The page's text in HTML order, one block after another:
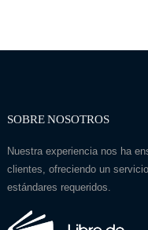
SOBRE NOSOTROS
Nuestra experiencia nos ha
clientes, ofreciendo un
estándares requeridos.